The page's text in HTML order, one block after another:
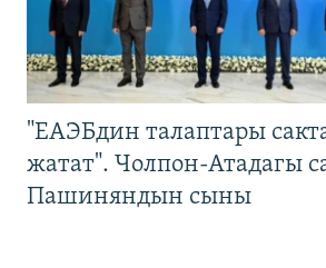
"ЕАЭБдин талаптары
жатат". Чолпон-Атадагы
Пашиняндын сыны